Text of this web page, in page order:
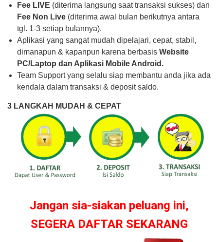
Fee LIVE (diterima langsung saat transaksi sukses) dan
Fee Non Live (diterima awal bulan berikutnya antara
tgl. 1-3 setiap bulannya).
Aplikasi yang sangat mudah dipelajari, cepat, stabil,
dimanapun & kapanpun karena berbasis Website
PC/Laptop dan Aplikasi Mobile Android.
Team Support yang selalu siap membantu anda jika ada
kendala dalam transaksi & deposit saldo.
3 LANGKAH MUDAH & CEPAT
Jangan sia-siakan peluang ini,
SEGERA DAFTAR SEKARANG